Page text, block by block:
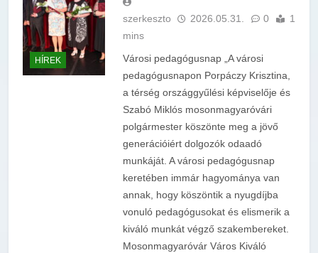
HÍREK
szerkeszto 2026.05.31. 0
1
mins
Városi pedagógusnap „A városi
pedagógusnapon Porpáczy Krisztina,
a térség országgyűlési képviselője és
Szabó Miklós mosonmagyaróvári
polgármester köszönte meg a jövő
generációiért dolgozók odaadó
munkáját. A városi pedagógusnap
keretében immár hagyománya van
annak, hogy köszöntik a nyugdíjba
vonuló pedagógusokat és elismerik a
kiváló munkát végző szakembereket.
Mosonmagyaróvár Város Kiváló